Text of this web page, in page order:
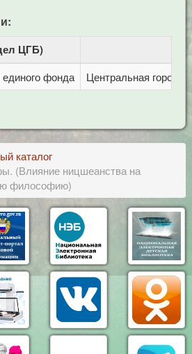
ЦГБ)
фонда Центральная
каталог
(Влияние ницшеанства на
философию)